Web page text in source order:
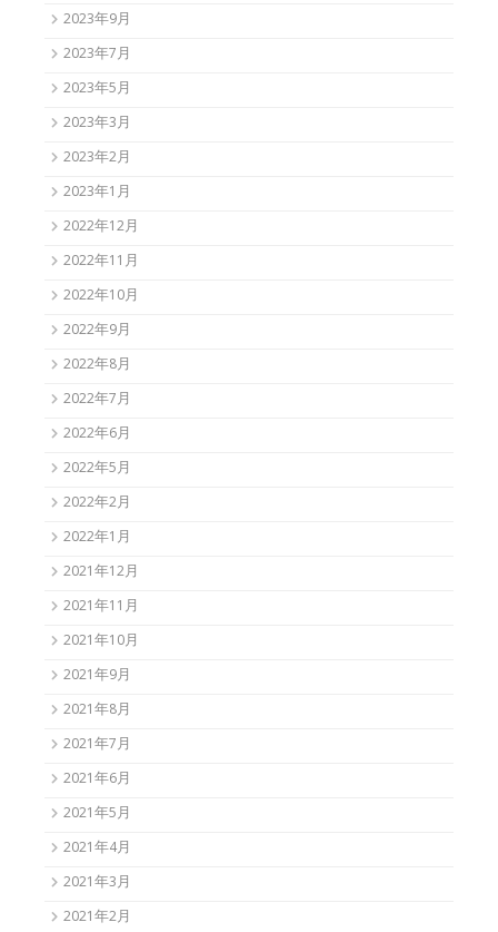
2023年9月
2023年7月
2023年5月
2023年3月
2023年2月
2023年1月
2022年12月
2022年11月
2022年10月
2022年9月
2022年8月
2022年7月
2022年6月
2022年5月
2022年2月
2022年1月
2021年12月
2021年11月
2021年10月
2021年9月
2021年8月
2021年7月
2021年6月
2021年5月
2021年4月
2021年3月
2021年2月